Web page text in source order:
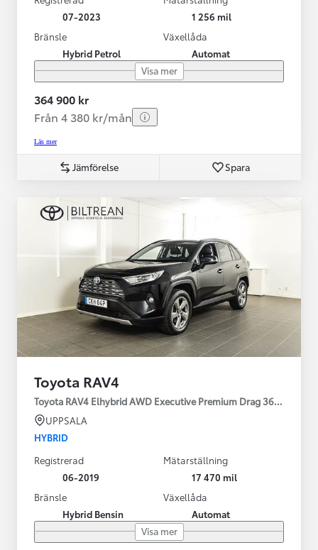
07-2023
1 256 mil
Bränsle
Hybrid Petrol
Växellåda
Automat
Visa mer
364 900 kr
Från 4 380 kr/mån
Läs mer
Jämförelse Spara
Toyota RAV4
Toyota RAV4 Elhybrid AWD Executive Premium Drag 360-kamera
UPPSALA
HYBRID
Registrerad
06-2019
Mätarställning
17 470 mil
Bränsle
Hybrid Bensin
Växellåda
Automat
Visa mer